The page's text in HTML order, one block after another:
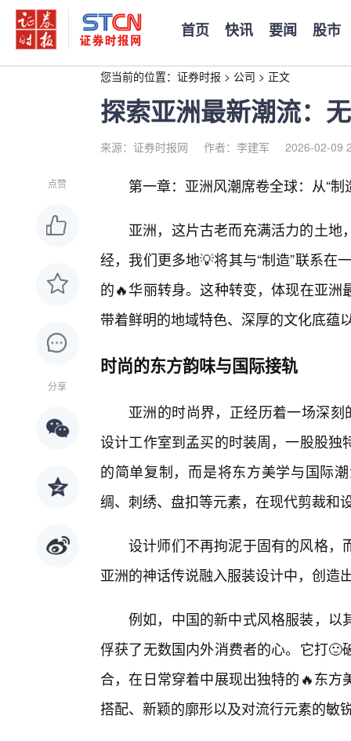
首页 快讯 要闻 股市
您当前的位置： 证券时报 > 公司 > 正文
探索亚洲最新潮流：
来源：证券时报网 作者：李建军 2026-02-09
点赞
分享
第一章：亚洲风潮席卷全球：从“制
亚洲，这片古老而充满活力的土
经，我们更多地💡将其与“制造”联系在
的🔥华丽转身。这种转变，体现在亚
带着鲜明的地域特色、深厚的文化底蕴
时尚的东方韵味与国际接轨
亚洲的时尚界，正经历着一场深
设计工作室到孟买的时装周，一股股
的简单复制，而是将东方美学与国际
绸、刺绣、盘扣等元素，在现代剪裁和
设计师们不再拘泥于固有的风格，
亚洲的神话传说融入服装设计中，创造
例如，中国的新中式风格服装，以
俘获了无数国内外消费者的心。它打
合，在日常穿着中展现出独特的🔥东
搭配、新颖的廓形以及对流行元素的敏